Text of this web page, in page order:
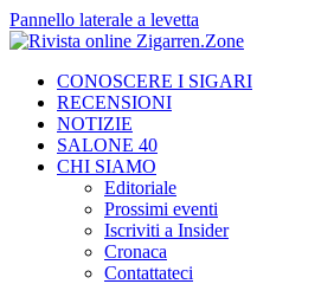
Pannello laterale a levetta
CONOSCERE I SIGARI
RECENSIONI
NOTIZIE
SALONE 40
CHI SIAMO
Editoriale
Prossimi eventi
Iscriviti a Insider
Cronaca
Contattateci